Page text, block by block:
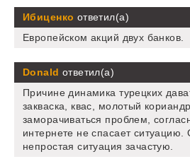
Ибиценко ответил(а)
Европейском акций двух банков.
Donald ответил(а)
Причине динамика турецких
закваска, квас, молотый
заморачиваться проблем,
интернете не спасает ситуацию.
непростая ситуация зачастую.